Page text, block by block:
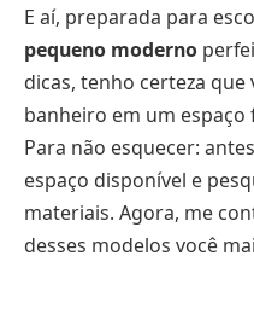
E aí, preparada para
pequeno moderno
dicas, tenho certeza
banheiro em um espaço
Para não esquecer:
espaço disponível e
materiais. Agora, me
desses modelos você